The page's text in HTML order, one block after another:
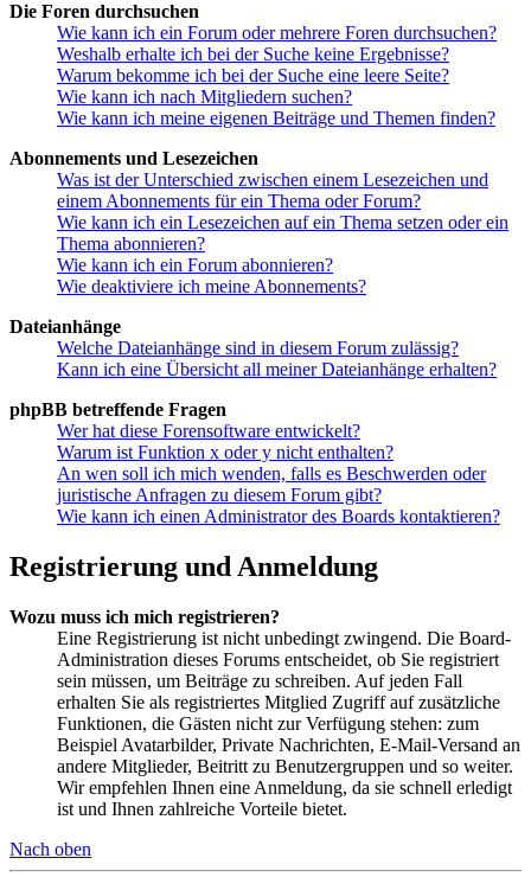
Die Foren durchsuchen
Wie kann ich ein Forum oder mehrere Foren durchsuchen?
Weshalb erhalte ich bei der Suche keine Ergebnisse?
Warum bekomme ich bei der Suche eine leere Seite?
Wie kann ich nach Mitgliedern suchen?
Wie kann ich meine eigenen Beiträge und Themen finden?
Abonnements und Lesezeichen
Was ist der Unterschied zwischen einem Lesezeichen und
einem Abonnements für ein Thema oder Forum?
Wie kann ich ein Lesezeichen auf ein Thema setzen oder ein
Thema abonnieren?
Wie kann ich ein Forum abonnieren?
Wie deaktiviere ich meine Abonnements?
Dateianhänge
Welche Dateianhänge sind in diesem Forum zulässig?
Kann ich eine Übersicht all meiner Dateianhänge erhalten?
phpBB betreffende Fragen
Wer hat diese Forensoftware entwickelt?
Warum ist Funktion x oder y nicht enthalten?
An wen soll ich mich wenden, falls es Beschwerden oder
juristische Anfragen zu diesem Forum gibt?
Wie kann ich einen Administrator des Boards kontaktieren?
Registrierung und Anmeldung
Wozu muss ich mich registrieren?
Eine Registrierung ist nicht unbedingt zwingend. Die Board-
Administration dieses Forums entscheidet, ob Sie registriert
sein müssen, um Beiträge zu schreiben. Auf jeden Fall
erhalten Sie als registriertes Mitglied Zugriff auf zusätzliche
Funktionen, die Gästen nicht zur Verfügung stehen: zum
Beispiel Avatarbilder, Private Nachrichten, E-Mail-Versand an
andere Mitglieder, Beitritt zu Benutzergruppen und so weiter.
Wir empfehlen Ihnen eine Anmeldung, da sie schnell erledigt
ist und Ihnen zahlreiche Vorteile bietet.
Nach oben